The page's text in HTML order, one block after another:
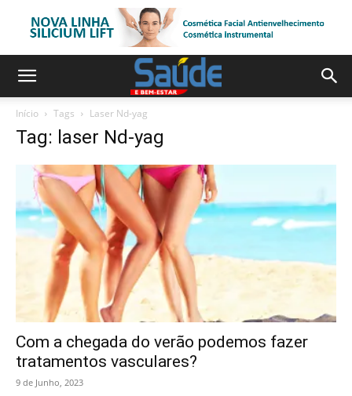
Início Tags Laser Nd-yag
Tag: laser Nd-yag
Com a chegada do verão podemos fazer
tratamentos vasculares?
9 de Junho, 2023